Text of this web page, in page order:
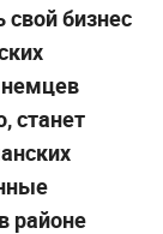
бизнес
немцев
станет
районе